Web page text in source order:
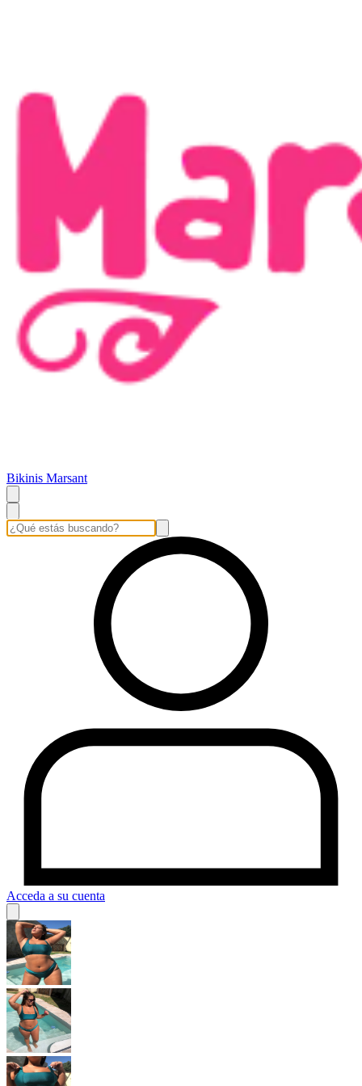
Bikinis Marsant
Acceda a su cuenta